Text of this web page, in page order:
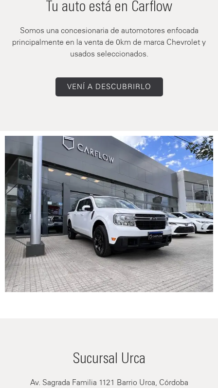
Tu auto está en Carflow
Somos una concesionaria de automotores enfocada
principalmente en la venta de 0km de marca Chevrolet y
usados seleccionados.
VENÍ A DESCUBRIRLO
Sucursal Urca
Av. Sagrada Familia 1121 Barrio Urca, Córdoba